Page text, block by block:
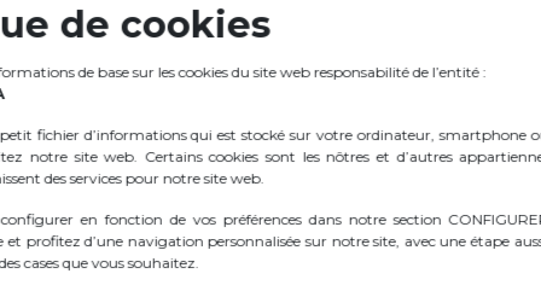
est intégré à l’écouteur gauche.
proffiter de votre musique ou de vos appels avec une clarté
liberté de mouvement.
.ZIP IMAGES
de cookies
de base sur les cookies du site web responsabilité de l’entité :
fichier d’informations qui est stocké sur votre ordinateur, smartphone
notre site web. Certains cookies sont les nôtres et d’autres
des services pour notre site web.
en fonction de vos préférences dans notre section
et profitez d’une navigation personnalisée sur notre site, avec une étape
cases que vous souhaitez.